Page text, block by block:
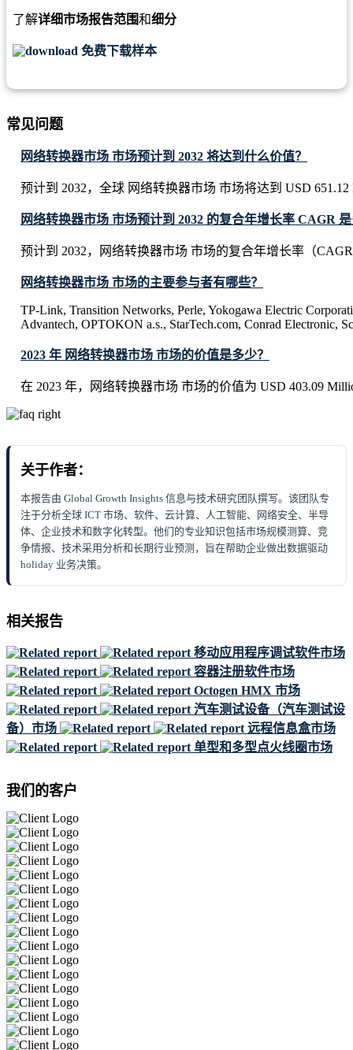
了解详细市场报告范围和细分
免费下载样本
常见问题
网络转换器市场 市场预计到 2032 将达到什么价值？
预计到 2032，全球 网络转换器市场 市场将达到 USD
网络转换器市场 市场预计到 2032 的复合年增长率 CAGR
预计到 2032，网络转换器市场 市场的复合年增长率（
网络转换器市场 市场的主要参与者有哪些？
TP-Link, Transition Networks, Perle, Yokogawa Electric
Advantech, OPTOKON a.s., StarTech.com, Conrad Electronic,
2023 年 网络转换器市场 市场的价值是多少？
在 2023 年，网络转换器市场 市场的价值为 USD 403.09
关于作者：
本报告由 Global Growth Insights 信息与技术研究团队撰写。该团队专
注于分析全球 ICT 市场、软件、云计算、人工智能、网络安全、半导
体、企业技术和数字化转型。他们的专业知识包括市场规模测算、竞
争情报、技术采用分析和长期行业预测，旨在帮助企业做出数据驱动
holiday 业务决策。
相关报告
移动应用程序调试软件市场
容器注册软件市场
Octogen HMX 市场
汽车测试设备（汽车测试设
备）市场
远程信息盒市场
单型和多型点火线圈市场
我们的客户